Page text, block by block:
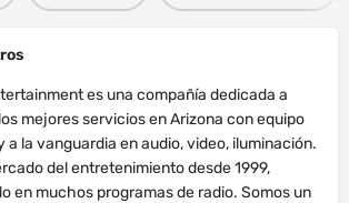
es una compañía dedicada a
mejores servicios en Arizona con equipo
a la vanguardia en audio, video, iluminación.
del entretenimiento desde 1999,
en muchos programas de radio. Somos un